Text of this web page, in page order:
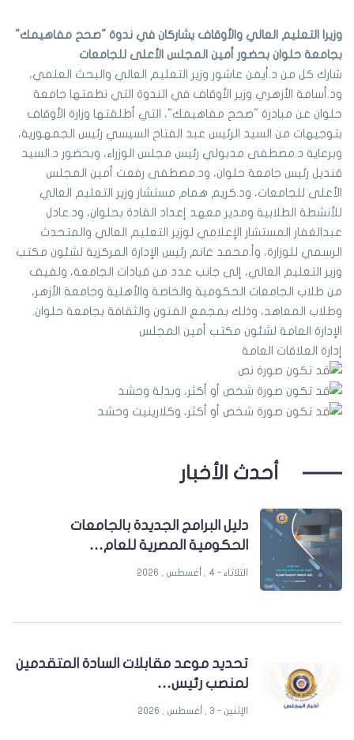
وزيرا التعليم العالي والأوقاف يشاركان في ندوة "صحح مفاهيمك"
بجامعة حلوان بحضور أمين المجلس الأعلى للجامعات
شارك كل من د.أيمن عاشور وزير التعليم العالي والبحث العلمي،
ود.أسامة الأزهري وزير الأوقاف في الندوة التي نظمتها جامعة
حلوان عن مبادرة "صحح مفاهيمك"، التي أطلقتها وزارة الأوقاف
بتوجيهات من السيد الرئيس عبد الفتاح السيسي رئيس الجمهورية،
وبرعاية د.مصطفى مدبولي رئيس مجلس الوزراء، وبحضور د.السيد
قنديل رئيس جامعة حلوان، ود.مصطفى رفعت أمين المجلس
الأعلى للجامعات، ود.كريم همام مستشار وزير التعليم العالي
للأنشطة الطلابية ومدير معهد إعداد القادة بحلوان، ود.عادل
عبدالغفار المستشار الإعلامي لوزير التعليم العالي والمتحدث
الرسمي للوزارة، وأ.محمد غانم رئيس الإدارة المركزية لشئون مكتب
وزير التعليم العالي، إلى جانب عدد من قيادات الجامعة، ولفيف
من طلاب الجامعات الحكومية والخاصة والأهلية وجامعة الأزهر،
وطلاب المعاهد، وذلك بمجمع الفنون والثقافة بجامعة حلوان.
الإدارة العامة لشئون مكتب أمين المجلس
إدارة العلاقات العامة
أحدث الأخبار
دليل البرامج الجديدة بالجامعات
الحكومية المصرية للعام…
الثلاثاء - 4 , أغسطس , 2026
تحديد موعد مقابلات السادة المتقدمين
لمنصب رئيس…
الإثنين - 3 , أغسطس , 2026